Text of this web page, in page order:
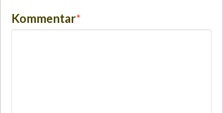
Kommentar*